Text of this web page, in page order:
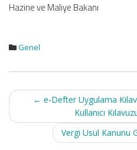
Hazine ve Maliye Bakanı
Genel
Post
navigation
← e-Defter Uygulama
Kullanıcı
Vergi Usul Kanunu